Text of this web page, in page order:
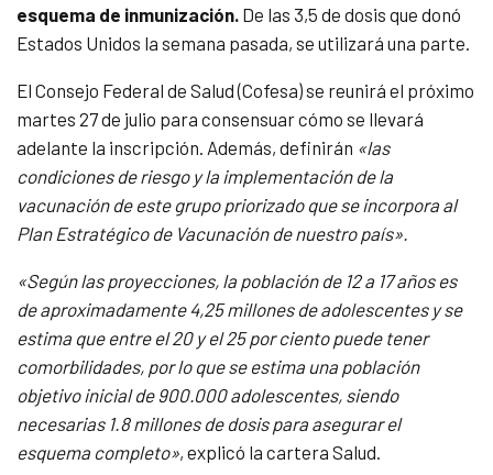
esquema de inmunización. De las 3,5 de dosis que donó
Estados Unidos la semana pasada, se utilizará una parte.
El Consejo Federal de Salud (Cofesa) se reunirá el próximo
martes 27 de julio para consensuar cómo se llevará
adelante la inscripción. Además, definirán «las
condiciones de riesgo y la implementación de la
vacunación de este grupo priorizado que se incorpora al
Plan Estratégico de Vacunación de nuestro país».
«Según las proyecciones, la población de 12 a 17 años es
de aproximadamente 4,25 millones de adolescentes y se
estima que entre el 20 y el 25 por ciento puede tener
comorbilidades, por lo que se estima una población
objetivo inicial de 900.000 adolescentes, siendo
necesarias 1.8 millones de dosis para asegurar el
esquema completo», explicó la cartera Salud.